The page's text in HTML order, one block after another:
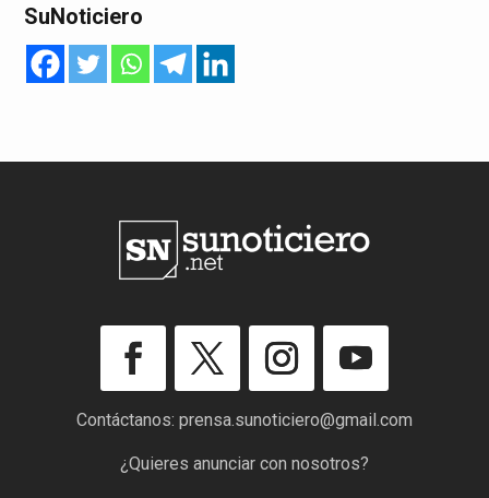
SuNoticiero
Contáctanos: prensa.sunoticiero@gmail.com
¿Quieres anunciar con nosotros?